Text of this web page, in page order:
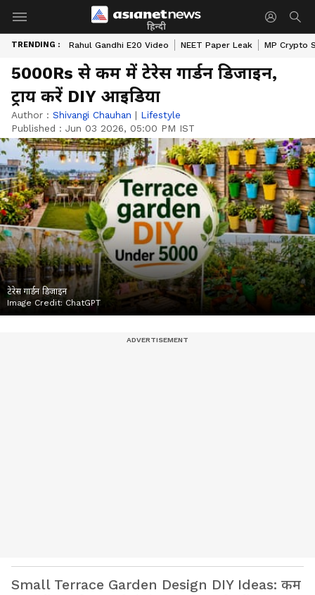
हिन्दी
TRENDING : Rahul Gandhi E20 Video NEET Paper Leak MP Crypto
5000Rs से कम में टेरेस गार्डन डिजाइन,
ट्राय करें DIY आइडिया
Author : Shivangi Chauhan | Lifestyle
Published : Jun 03 2026, 05:00 PM IST
टेरेस गार्डन डिजाइन
Image Credit: ChatGPT
Small Terrace Garden Design DIY Ideas: कम